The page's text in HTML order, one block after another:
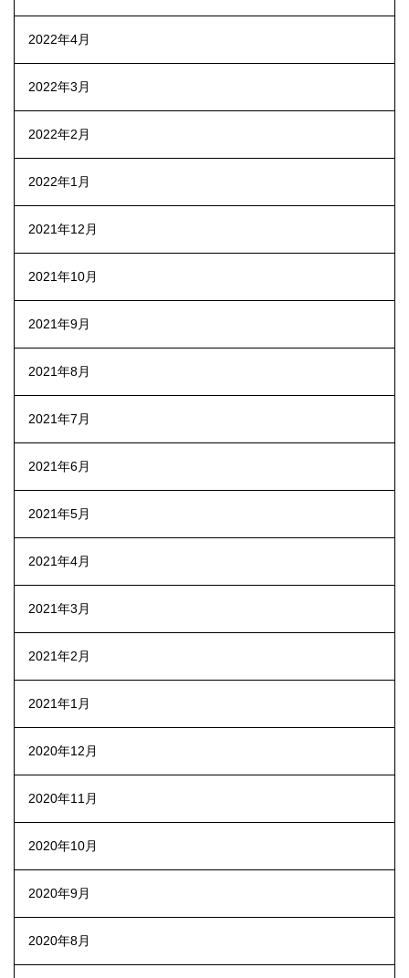
2022年4月
2022年3月
2022年2月
2022年1月
2021年12月
2021年10月
2021年9月
2021年8月
2021年7月
2021年6月
2021年5月
2021年4月
2021年3月
2021年2月
2021年1月
2020年12月
2020年11月
2020年10月
2020年9月
2020年8月